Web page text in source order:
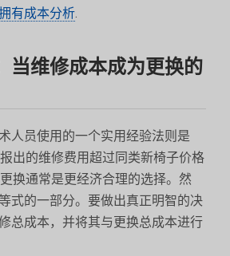
有成本分析.
当维修成本成为更换的
人员使用的一个实用经验法则是
出的维修费用超过同类新椅子价格
换通常是更经济合理的选择。然
式的一部分。要做出真正明智的决
总成本，并将其与更换总成本进行